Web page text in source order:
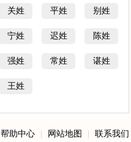
关姓 平姓 别姓
宁姓 迟姓 陈姓
强姓 常姓 谌姓
王姓
帮助中心 网站地图 联系我们